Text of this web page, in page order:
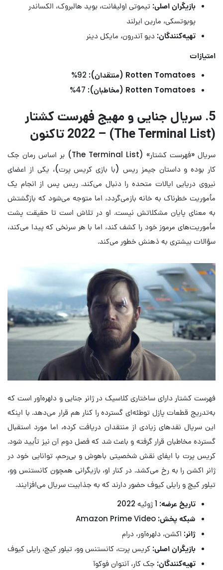
بازیگران اصلی: تیموتی اولیفانت، بوید هالبروک، الکساندر
پوبوتسکی، مارین ایرلند
تهیه‌کنندگان: دیو آندرون، مایکل دینر
امتیازات
Rotten Tomatoes (منتقدان):
Rotten Tomatoes (مخاطبان):
5. سریال جنایی و مهیج فهرست کشتار
(The Terminal List) – 2022 تاکنون
سریال «فهرست کشتار» (The Terminal List) بر اساس رمان جک
کار بوده و داستان جیمز ریس (با بازی کریس پرت)، یکی از اعضای
نیروی دریایی ایالات متحده را دنبال می‌کند. ریس پس از انجام یک
مأموریت خطرناک به خانه بازمی‌گردد، اما متوجه می‌شود که بازگشتش
به معنای پایان مشکلاتش نیست. او در تلاش است تا حقیقت پشت
مأموریت‌های مرموز خود را کشف کند، اما با هر سرنخی که پیدا می‌کند،
سؤالات بیشتری به ذهنش خطور می‌کند.
فهرست کشتار دارای ساختاری کلاسیک در ژانر جنایی و دلهره‌آور است که
به‌تدریج قطعات پازل توطئه‌ای گسترده را کنار هم قرار می‌دهد. با اینکه
این سریال نقدهای زیادی از منتقدان دریافت کرده، اما مورد استقبال
گسترده مخاطبان قرار گرفته و باعث شد که فصل دوم آن نیز تأیید شود.
کریس پرت با ایفای نقش شخصیتی باهوش و بی‌رحم، توانایی خود در
ژانر اکشن را به رخ می‌کشد. در کنار او، بازیگرانی همچون کانستنس وو،
تیلور کیچ و رایلی کیوف حضور دارند که به جذابیت سریال می‌افزایند.
تاریخ عرضه:
شبکه پخش:
ژانر: اکشن، دلهره‌آور، درام
بازیگران اصلی: کریس پرت، کانستنس وو، تیلور کیچ، رایلی کیوف
تهیه‌کنندگان: جک کار، آنتوان فوکوآ